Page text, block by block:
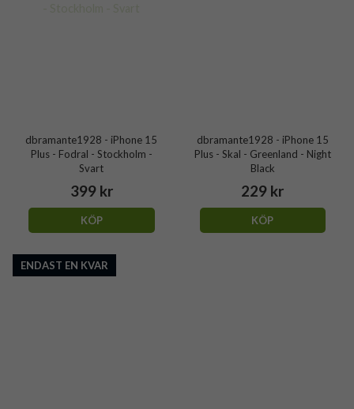
dbramante1928 - iPhone 15
Plus - Fodral - Stockholm -
Svart
399 kr
KÖP
dbramante1928 - iPhone 15
Plus - Skal - Greenland - Night
Black
229 kr
KÖP
ENDAST EN KVAR